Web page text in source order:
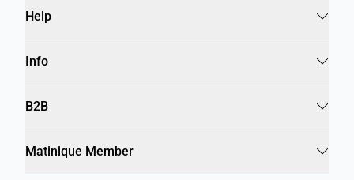
Help
Info
B2B
Matinique Member